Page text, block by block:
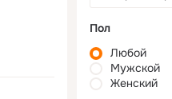
Пол
Любой
Мужской
Женский